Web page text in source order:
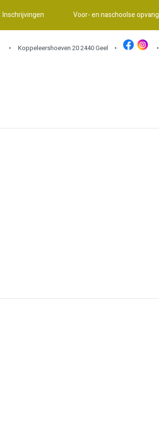
Inschrijvingen Voor- en naschoolse opvang
Koppeleershoeven 20 2440 Geel •